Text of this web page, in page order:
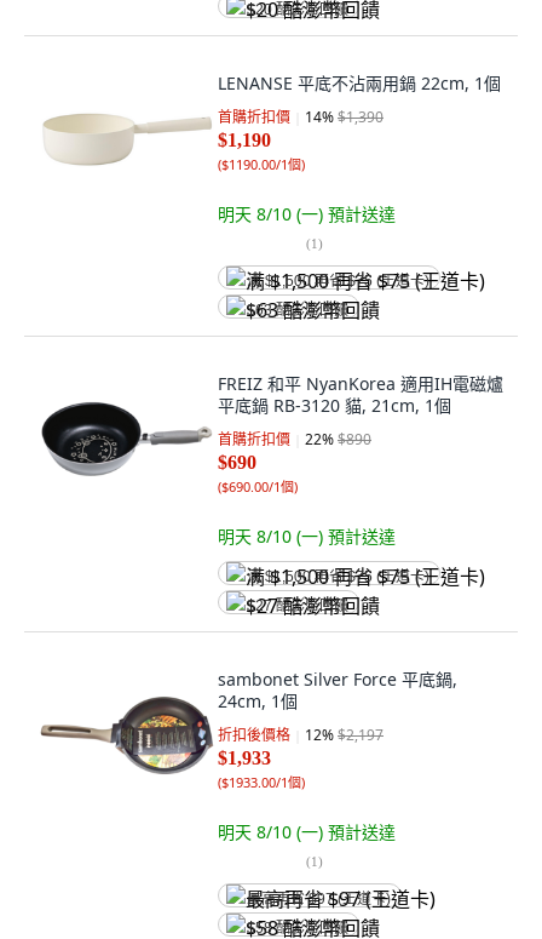
$20 酷澎幣回饋
LENANSE 平底不沾兩用鍋 22cm, 1個
首購折扣價 14%$1,390
$1,190
($1190.00/1個)
明天 8/10 (一) 預計送達
(1)
满 $1,500 再省 $75 (王道卡)
$63 酷澎幣回饋
FREIZ 和平 NyanKorea 適用IH電磁爐
平底鍋 RB-3120 貓, 21cm, 1個
首購折扣價 22%$890
$690
($690.00/1個)
明天 8/10 (一) 預計送達
满 $1,500 再省 $75 (王道卡)
$27 酷澎幣回饋
sambonet Silver Force 平底鍋,
24cm, 1個
折扣後價格 12%$2,197
$1,933
($1933.00/1個)
明天 8/10 (一) 預計送達
(1)
最高再省 $97 (王道卡)
$58 酷澎幣回饋